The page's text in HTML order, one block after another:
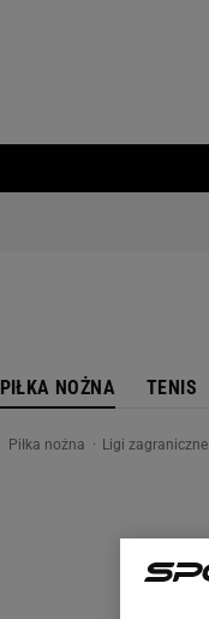
PIŁKA NOŻNA TENIS
Piłka nożna Ligi zagraniczne